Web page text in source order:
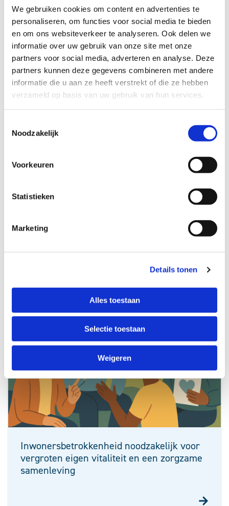
We gebruiken cookies om content en advertenties te
personaliseren, om functies voor social media te bieden
en om ons websiteverkeer te analyseren. Ook delen we
informatie over uw gebruik van onze site met onze
partners voor social media, adverteren en analyse. Deze
partners kunnen deze gegevens combineren met andere
informatie die u aan ze heeft verstrekt of die ze hebben
verzameld op basis van uw gebruik van hun services.
Noodzakelijk
Voorkeuren
Statistieken
Marketing
Details tonen
Alles toestaan
Selectie toestaan
Weigeren
Reos jaaroverzicht 2024
Bovenregionaal
Inwonersbetrokkenheid noodzakelijk voor
vergroten eigen vitaliteit en een zorgzame
samenleving